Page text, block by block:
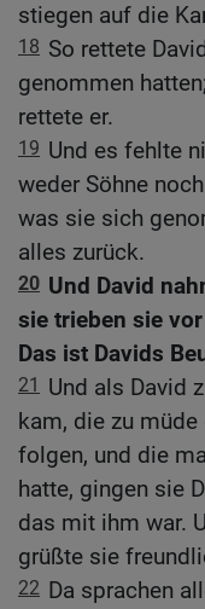
stiegen auf die
18 So rettete
genommen
rettete er.
19 Und es fehlte
weder Söhne
was sie sich
alles zurück.
20 Und David
sie trieben sie
Das ist Davids
21
Und als David
kam, die zu müde
folgen, und die
hatte, gingen sie
das mit ihm war.
grüßte sie
22 Da sprachen